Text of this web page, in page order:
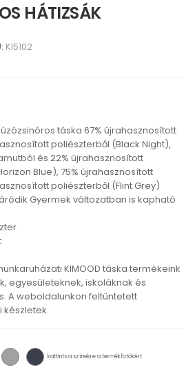
HÁTIZSÁK
KI5102
táska 67% újrahasznosított
poliészterből (Black Night),
és 22% újrahasznosított
Blue), 75% újrahasznosított
poliészterből (Flint Grey)
Gyermek változatban is kapható
KIMOOD táska termékeink
egyesületeknek, iskoláknak és
A weboldalunkon feltüntetett
kattints a színekre a termékfotókért